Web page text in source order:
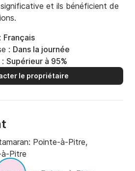
et ils bénéficient de
Français
: Dans la journée
Supérieur à 95%
le propriétaire
Pointe-à-Pitre,
Pitre